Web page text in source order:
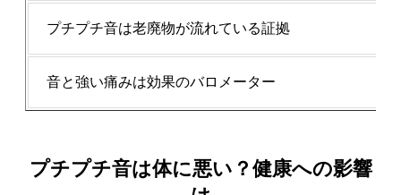
プチプチ音は老廃物が流れている証拠
音と強い痛みは効果のバロメーター
プチプチ音は体に悪い？健康への影響